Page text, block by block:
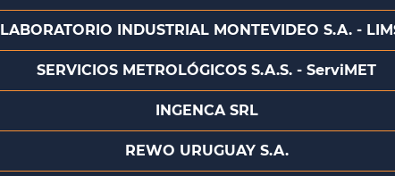
LABORATORIO INDUSTRIAL MONTEVIDEO S.A. -
SERVICIOS METROLÓGICOS S.A.S. - ServiMET
INGENCA SRL
REWO URUGUAY S.A.